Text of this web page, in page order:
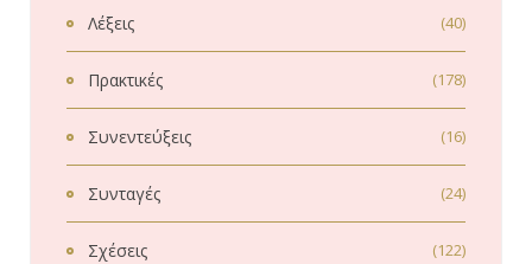
Λέξεις (40)
Πρακτικές (178)
Συνεντεύξεις (16)
Συνταγές (24)
Σχέσεις (122)